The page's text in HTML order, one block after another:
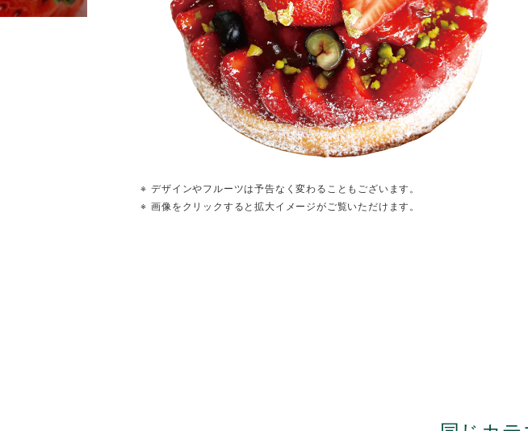
デザインやフルーツは予告なく変わることもございます。
画像をクリックすると拡大イメージがご覧いただけます。